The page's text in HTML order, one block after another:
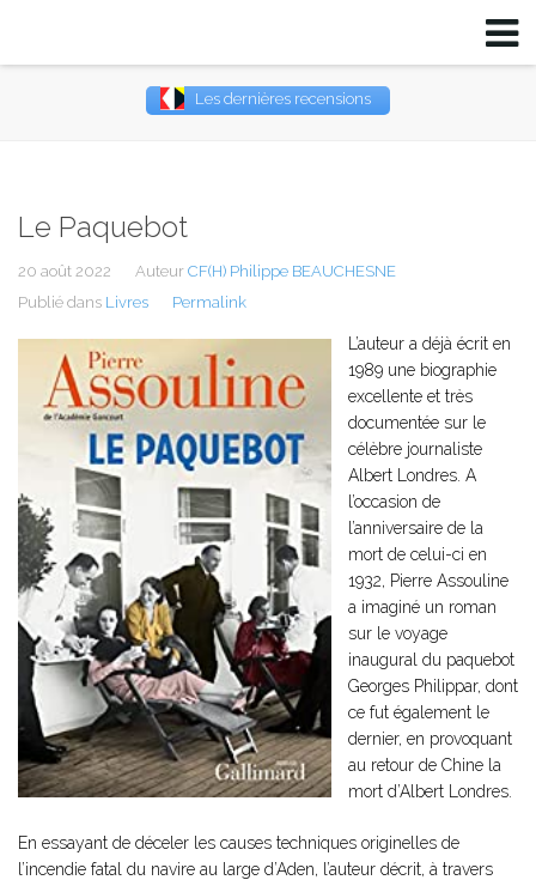
Les dernières recensions
Le Paquebot
20 août 2022 Auteur CF(H) Philippe BEAUCHESNE
Publié dans Livres Permalink
L’auteur a déjà écrit en
1989 une biographie
excellente et très
documentée sur le
célèbre journaliste
Albert Londres. A
l’occasion de
l’anniversaire de la
mort de celui-ci en
1932, Pierre Assouline
a imaginé un roman
sur le voyage
inaugural du paquebot
Georges Philippar, dont
ce fut également le
dernier, en provoquant
au retour de Chine la
mort d’Albert Londres.
En essayant de déceler les causes techniques originelles de
l’incendie fatal du navire au large d’Aden, l’auteur décrit, à travers